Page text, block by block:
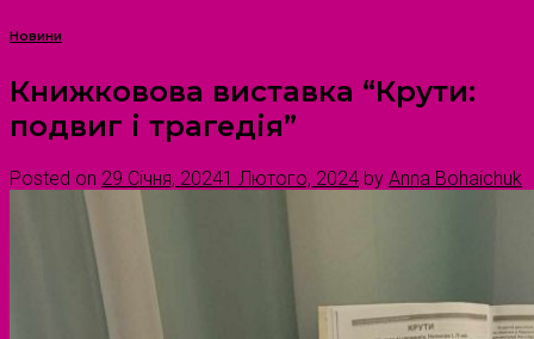
Новини
Книжковова виставка “Крути:
подвиг і трагедія”
Posted on 29 Січня, 20241 Лютого, 2024 by Anna Bohaichuk